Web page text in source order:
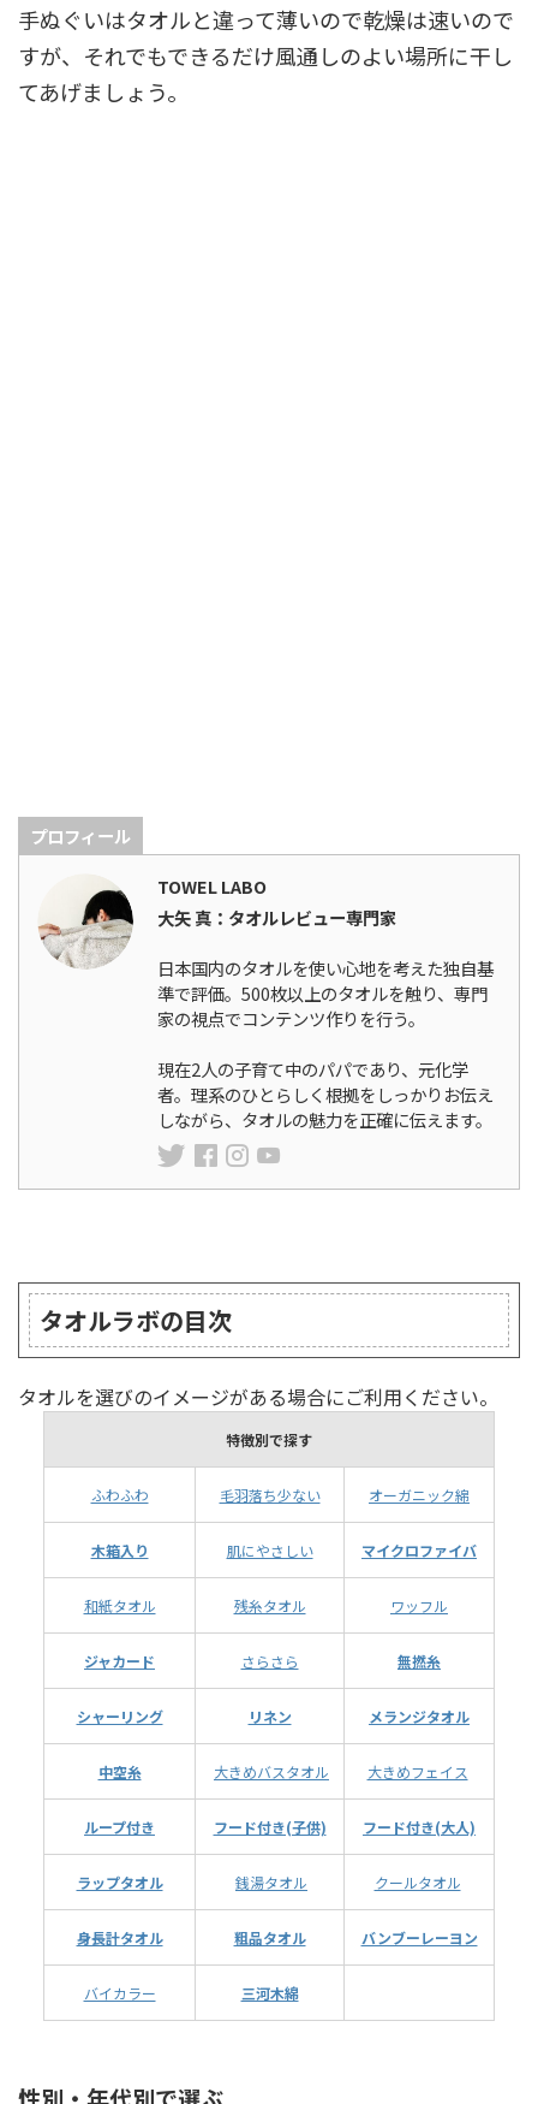
手ぬぐいはタオルと違って薄いので乾燥は速いので
すが、それでもできるだけ風通しのよい場所に干し
てあげましょう。
プロフィール
TOWEL LABO
大矢 真：タオルレビュー専門家
日本国内のタオルを使い心地を考えた独自基
準で評価。500枚以上のタオルを触り、専門
家の視点でコンテンツ作りを行う。
現在2人の子育て中のパパであり、元化学
者。理系のひとらしく根拠をしっかりお伝え
しながら、タオルの魅力を正確に伝えます。
タオルラボの目次
タオルを選びのイメージがある場合にご利用ください。
特徴別で探す
ふわふわ 毛羽落ち少ない オーガニック綿
木箱入り 肌にやさしい マイクロファイバ
和紙タオル 残糸タオル ワッフル
ジャカード さらさら 無撚糸
シャーリング リネン メランジタオル
中空糸 大きめバスタオル 大きめフェイス
ループ付き フード付き(子供) フード付き(大人)
ラップタオル 銭湯タオル クールタオル
身長計タオル 粗品タオル バンブーレーヨン
バイカラー 三河木綿